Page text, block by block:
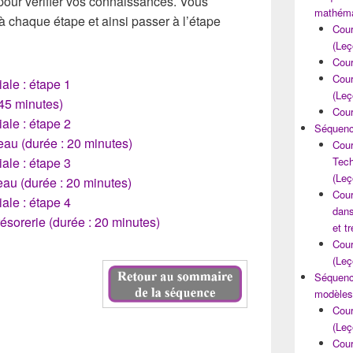
étape et ainsi passer à l’étape
: étape 1
minutes)
: étape 2
(durée : 20 minutes)
: étape 3
(durée : 20 minutes)
: étape 4
(durée : 20 minutes)
barre
latérale
et
modèles